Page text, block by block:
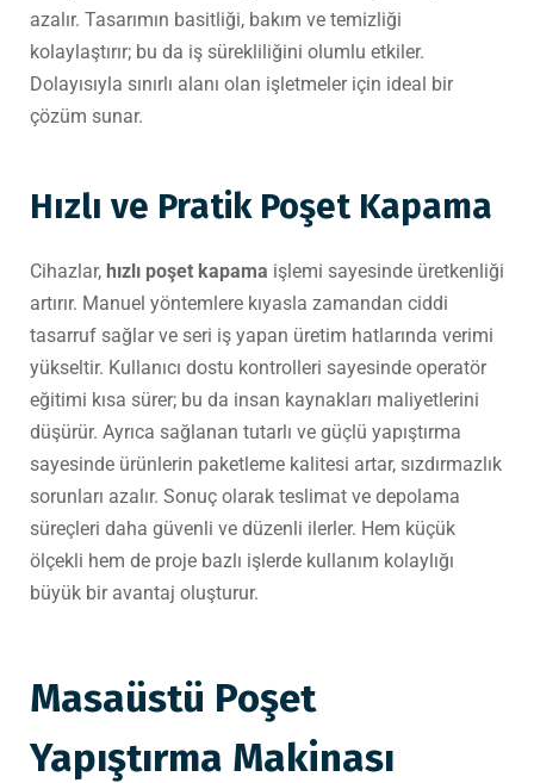
azalır. Tasarımın basitliği, bakım ve temizliği
kolaylaştırır; bu da iş sürekliliğini olumlu etkiler.
Dolayısıyla sınırlı alanı olan işletmeler için ideal bir
çözüm sunar.
Hızlı ve Pratik Poşet Kapama
Cihazlar, hızlı poşet kapama işlemi sayesinde üretkenliği
artırır. Manuel yöntemlere kıyasla zamandan ciddi
tasarruf sağlar ve seri iş yapan üretim hatlarında verimi
yükseltir. Kullanıcı dostu kontrolleri sayesinde operatör
eğitimi kısa sürer; bu da insan kaynakları maliyetlerini
düşürür. Ayrıca sağlanan tutarlı ve güçlü yapıştırma
sayesinde ürünlerin paketleme kalitesi artar, sızdırmazlık
sorunları azalır. Sonuç olarak teslimat ve depolama
süreçleri daha güvenli ve düzenli ilerler. Hem küçük
ölçekli hem de proje bazlı işlerde kullanım kolaylığı
büyük bir avantaj oluşturur.
Masaüstü Poşet
Yapıştırma Makinası